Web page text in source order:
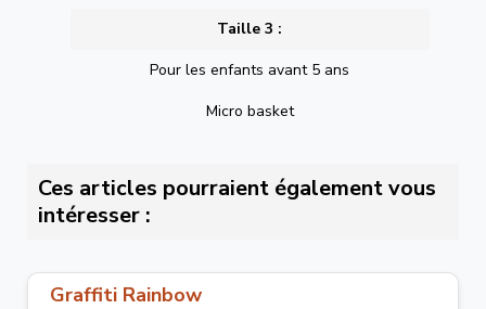
Taille 3 :
Pour les enfants avant 5 ans
Micro basket
Ces articles pourraient également vous
intéresser :
Graffiti Rainbow